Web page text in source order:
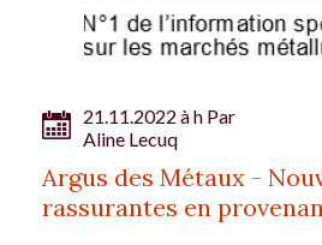
21.11.2022 à h Par
Aline Lecuq
Argus des Métaux -
rassurantes en